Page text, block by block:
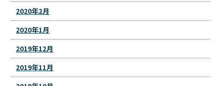
2020年2月
2020年1月
2019年12月
2019年11月